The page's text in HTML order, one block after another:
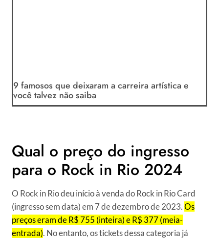
9 famosos que deixaram a carreira artística e
você talvez não saiba
Qual o preço do ingresso
para o Rock in Rio 2024
O Rock in Rio deu início à venda do Rock in Rio Card
(ingresso sem data) em 7 de dezembro de 2023.Os
preços eram de R$ 755 (inteira) e R$ 377 (meia-
entrada). No entanto, os tickets dessa categoria já